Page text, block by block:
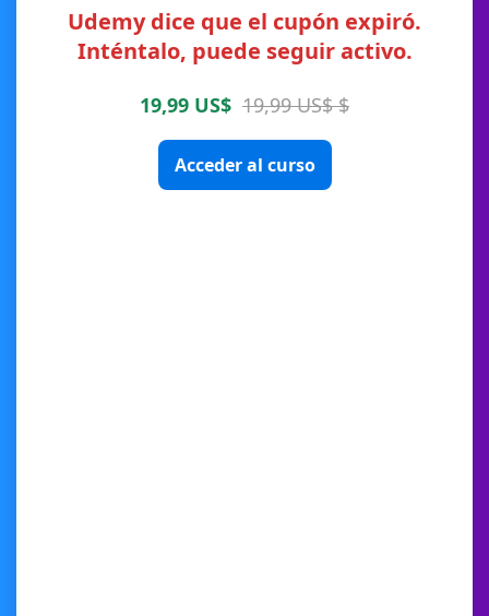
Udemy dice que el cupón expiró.
Inténtalo, puede seguir activo.
19,99 US$ 19,99 US$ $
Acceder al curso